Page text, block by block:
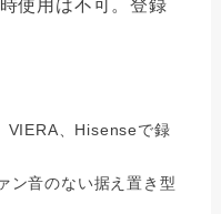
使用は不可。登録
VIERA、Hisenseで録
ン音のない据え置き型